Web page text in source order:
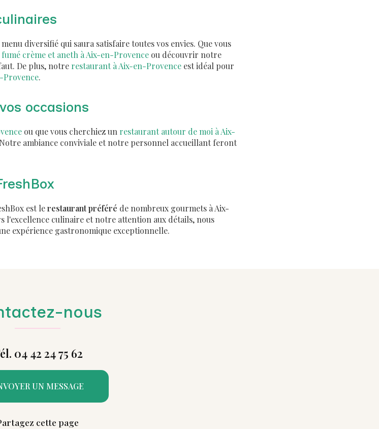
diversifié qui saura satisfaire toutes vos envies. Que vous
crème et aneth à Aix-en-Provence ou découvrir notre
De plus, notre restaurant à Aix-en-Provence est idéal pour
Provence.
occasions
ou que vous cherchiez un restaurant autour de moi à Aix-
ambiance conviviale et notre personnel accueillant feront
est lerestaurant préféré de nombreux gourmets à Aix-
l'excellence culinaire et notre attention aux détails, nous
expérience gastronomique exceptionnelle.
nous
04 42 24 75 62
UN MESSAGE
cette page